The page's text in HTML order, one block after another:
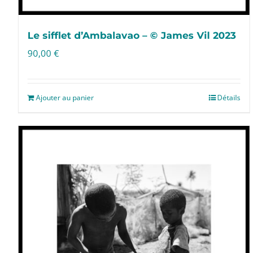
Le sifflet d’Ambalavao – © James Vil 2023
90,00 €
Ajouter au panier Détails